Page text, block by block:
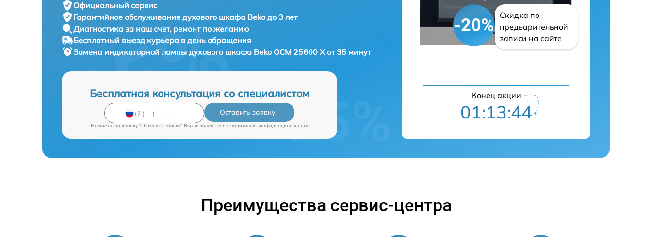
Официальный сервис
Гарантийное обслуживание духового шкафа Beko до 3 лет
Диагностика за наш счет, ремонт по желанию
Бесплатный выезд курьера в день обращения
Замена индикаторной лампы духового шкафа Beko OCM 25600 X от 35 минут
Бесплатная консультация со специалистом
Оставить заявку
Нажимая на кнопку "Оставить заявку" Вы соглашаетесь c политикой конфиденциальности
-20%
Скидка по
предварительной
записи на сайте
Конец акции
01:13:43
Преимущества сервис-центра